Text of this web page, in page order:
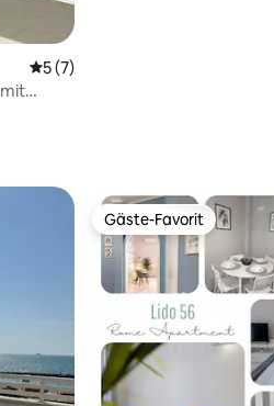
Durchschnittliche Bewertung: 5
5 (7)
Gäste-Favorit
Gäste-Favorit